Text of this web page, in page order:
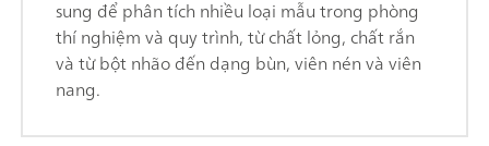
sung để phân tích nhiều loại mẫu trong phòng
thí nghiệm và quy trình, từ chất lỏng, chất rắn
và từ bột nhão đến dạng bùn, viên nén và viên
nang.